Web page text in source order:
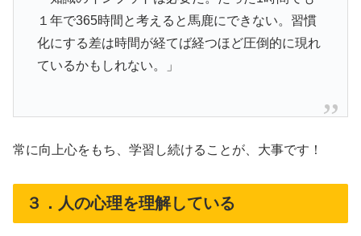
１年で365時間と考えると馬鹿にできない。習慣
化にする差は時間が経てば経つほど圧倒的に現れ
ているかもしれない。」
常に向上心をもち、学習し続けることが、大事です！
３．人の心理を理解している